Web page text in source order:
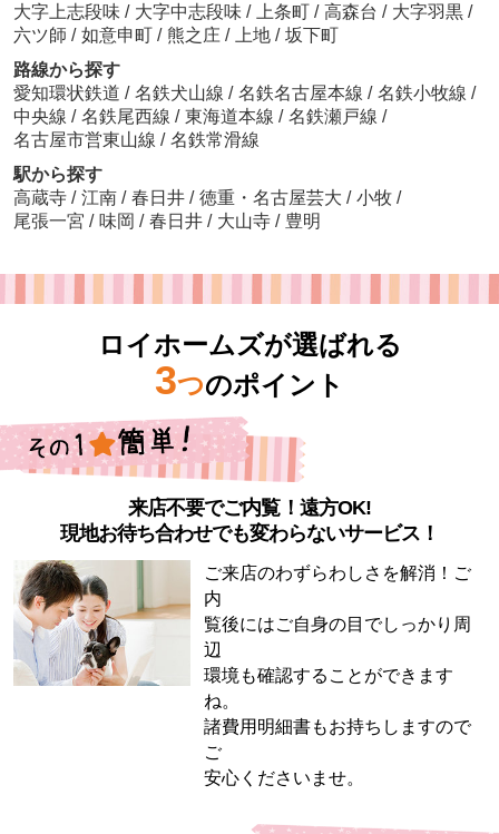
大字上志段味 / 大字中志段味 / 上条町 / 高森台 / 大字羽黒 /
六ツ師 / 如意申町 / 熊之庄 / 上地 / 坂下町
路線から探す
愛知環状鉄道 / 名鉄犬山線 / 名鉄名古屋本線 / 名鉄小牧線 /
中央線 / 名鉄尾西線 / 東海道本線 / 名鉄瀬戸線 /
名古屋市営東山線 / 名鉄常滑線
駅から探す
高蔵寺 / 江南 / 春日井 / 徳重・名古屋芸大 / 小牧 /
尾張一宮 / 味岡 / 春日井 / 大山寺 / 豊明
ロイホームズが選ばれる
3つのポイント
来店不要でご内覧！遠方OK!
現地お待ち合わせでも変わらないサービス！
ご来店のわずらわしさを解消！ご
内
覧後にはご自身の目でしっかり周
辺
環境も確認することができます
ね。
諸費用明細書もお持ちしますので
ご
安心くださいませ。